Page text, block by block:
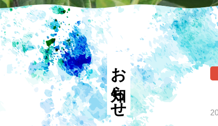
お知らせ